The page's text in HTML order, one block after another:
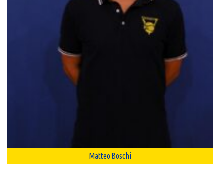
Matteo Boschi